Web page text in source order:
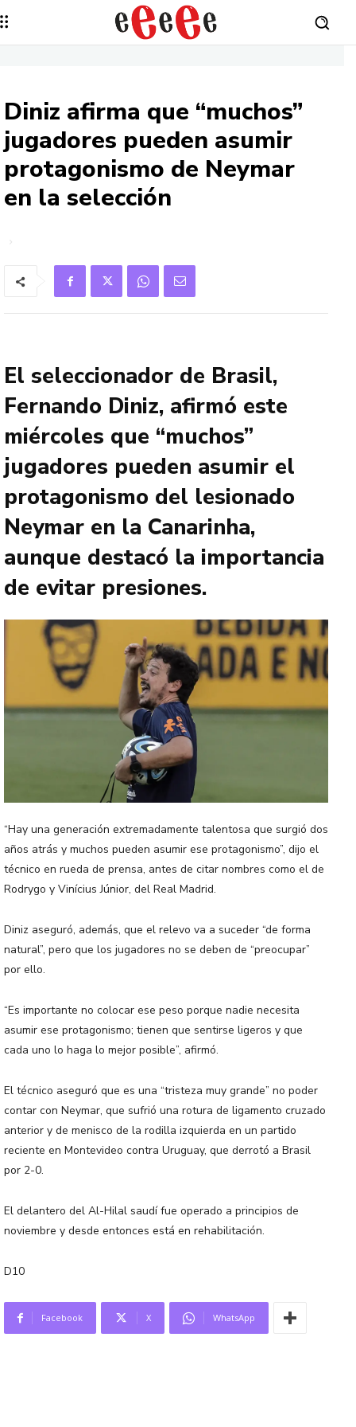
Diniz afirma que “muchos”
jugadores pueden asumir
protagonismo de Neymar
en la selección
El seleccionador de Brasil,
Fernando Diniz, afirmó este
miércoles que “muchos”
jugadores pueden asumir el
protagonismo del lesionado
Neymar en la Canarinha,
aunque destacó la importancia
de evitar presiones.
“Hay una generación extremadamente talentosa que surgió dos
años atrás y muchos pueden asumir ese protagonismo”, dijo el
técnico en rueda de prensa, antes de citar nombres como el de
Rodrygo y Vinícius Júnior, del Real Madrid.
Diniz aseguró, además, que el relevo va a suceder “de forma
natural”, pero que los jugadores no se deben de “preocupar”
por ello.
“Es importante no colocar ese peso porque nadie necesita
asumir ese protagonismo; tienen que sentirse ligeros y que
cada uno lo haga lo mejor posible”, afirmó.
El técnico aseguró que es una “tristeza muy grande” no poder
contar con Neymar, que sufrió una rotura de ligamento cruzado
anterior y de menisco de la rodilla izquierda en un partido
reciente en Montevideo contra Uruguay, que derrotó a Brasil
por 2-0.
El delantero del Al-Hilal saudí fue operado a principios de
noviembre y desde entonces está en rehabilitación.
D10
Facebook X WhatsApp